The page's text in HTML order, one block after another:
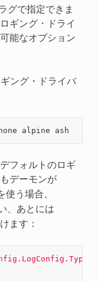
グで指定できま
ギング・ドライ
能なオプション
ギング・ドライバ
フォルトのロギ
デーモンが
使う場合、
、あとには
ます：